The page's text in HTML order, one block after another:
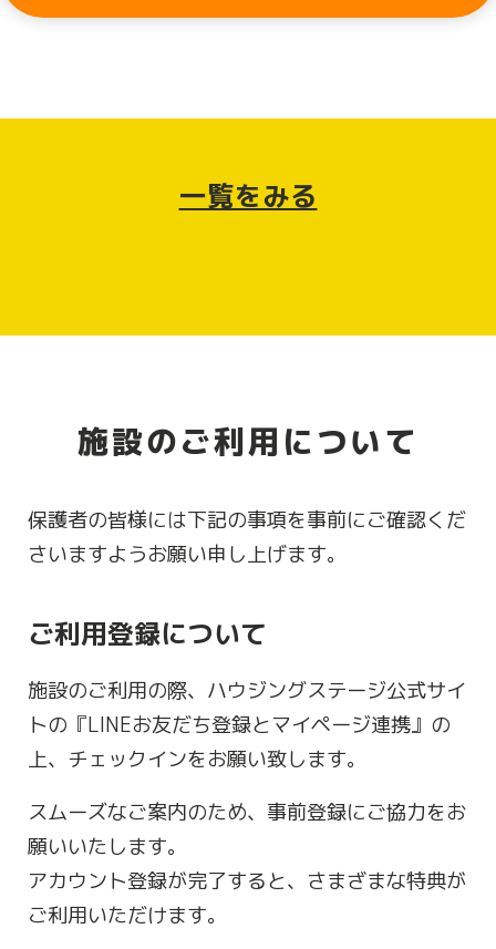
一覧をみる
施設のご利用について
保護者の皆様には下記の事項を事前にご確認くだ
さいますようお願い申し上げます。
ご利用登録について
施設のご利用の際、ハウジングステージ公式サイ
トの『LINEお友だち登録とマイページ連携』の
上、チェックインをお願い致します。
スムーズなご案内のため、事前登録にご協力をお
願いいたします。
アカウント登録が完了すると、さまざまな特典が
ご利用いただけます。